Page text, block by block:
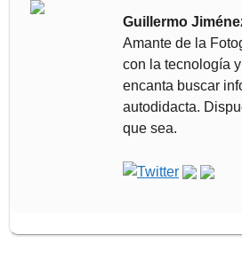
Guillermo
Amante de la
con la tecnología
encanta buscar
autodidacta.
que sea.